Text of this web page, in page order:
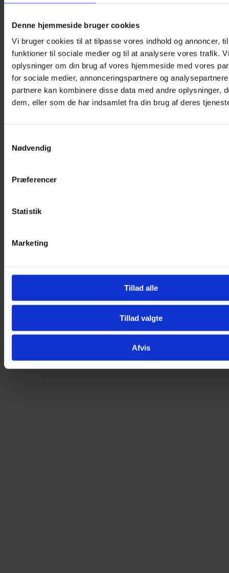
Denne hjemmeside bruger cookies
Vi bruger cookies til at tilpasse vores indhold og annoncer,
funktioner til sociale medier og til at analysere vores trafik.
oplysninger om din brug af vores hjemmeside med vores
for sociale medier, annonceringspartnere og
partnere kan kombinere disse data med andre oplysninger,
dem, eller som de har indsamlet fra din brug af deres
Nødvendig
Præferencer
Statistik
Marketing
Tillad alle
Tillad valgte
Afvis
73 Varer